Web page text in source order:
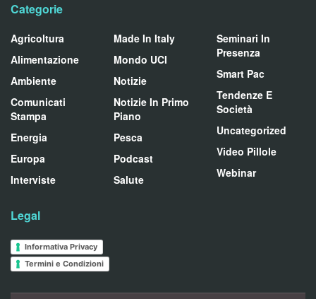
Categorie
Agricoltura
Alimentazione
Ambiente
Comunicati
Stampa
Energia
Europa
Interviste
Made In Italy
Mondo UCI
Notizie
Notizie In Primo
Piano
Pesca
Podcast
Salute
Seminari In
Presenza
Smart Pac
Tendenze E
Società
Uncategorized
Video Pillole
Webinar
Legal
Informativa Privacy
Termini e Condizioni